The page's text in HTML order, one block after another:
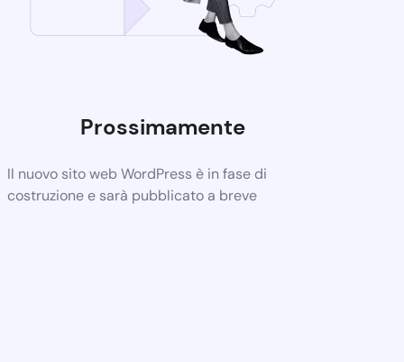
Prossimamente
Il nuovo sito web WordPress è in fase di
costruzione e sarà pubblicato a breve